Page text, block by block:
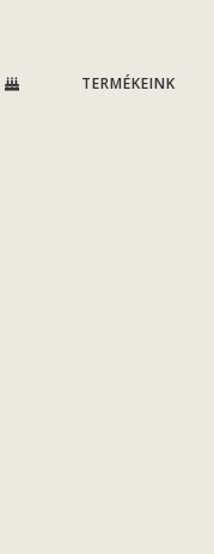
TERMÉKEINK